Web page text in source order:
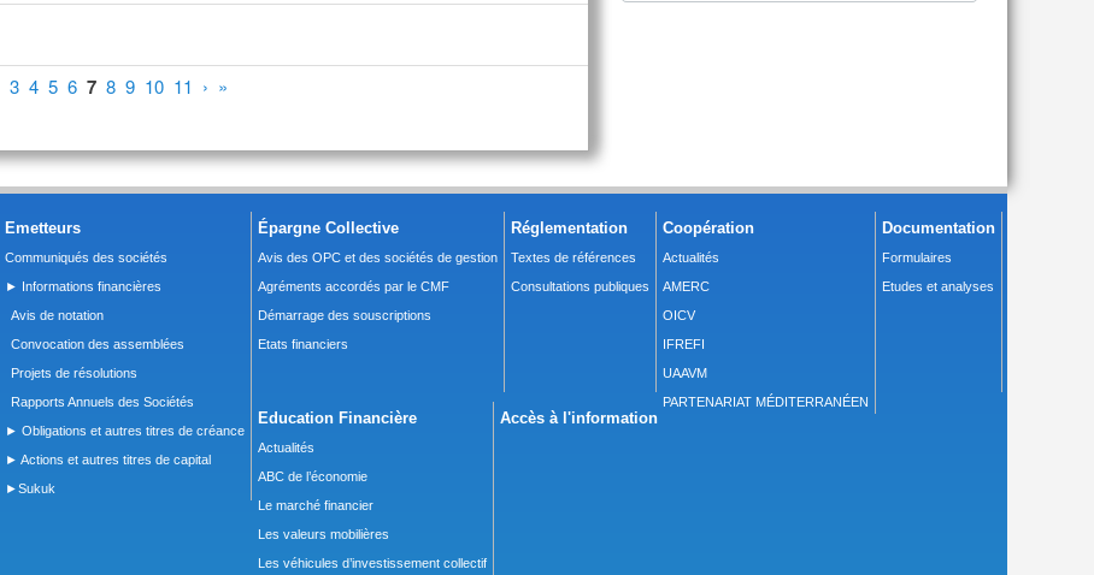
3 4 5 6 7 8 9 10 11 › »
Emetteurs
Communiqués des sociétés
► Informations financières
Avis de notation
Convocation des assemblées
Projets de résolutions
Rapports Annuels des Sociétés
► Obligations et autres titres de créance
► Actions et autres titres de capital
►Sukuk
Épargne Collective
Avis des OPC et des sociétés de gestion
Agréments accordés par le CMF
Démarrage des souscriptions
Etats financiers
Réglementation
Textes de références
Consultations publiques
Coopération
Actualités
AMERC
OICV
IFREFI
UAAVM
PARTENARIAT MÉDITERRANÉEN
Documentation
Formulaires
Etudes et analyses
Education Financière
Actualités
ABC de l’économie
Le marché financier
Les valeurs mobilières
Les véhicules d’investissement collectif
Accès à l'information